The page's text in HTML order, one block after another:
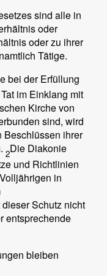
sind alle in
oder
oder zu ihrer
Tätige.
bei der Erfüllung
im Einklang mit
Kirche von
sind, wird
Beschlüssen ihrer
2Die Diakonie
und Richtlinien
in
Schutz nicht
entsprechende
bleiben